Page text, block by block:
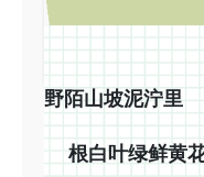
野陌山坡泥泞里
根白叶绿鲜黄